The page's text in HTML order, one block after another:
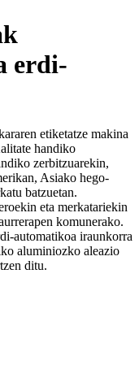
erdi-
etiketatze makina
handiko
zerbitzuarekin,
Asiako hego-
batzuetan.
eta merkatariekin
komunerako.
automatikoa iraunkorra
aluminiozko aleazio
ditu.